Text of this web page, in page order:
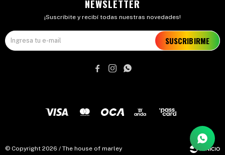
NEWSLETTER
¡Suscribite y recibí todas nuestras novedades!
SUSCRIBIRME
  
© Copyright 2026 / The house of marley